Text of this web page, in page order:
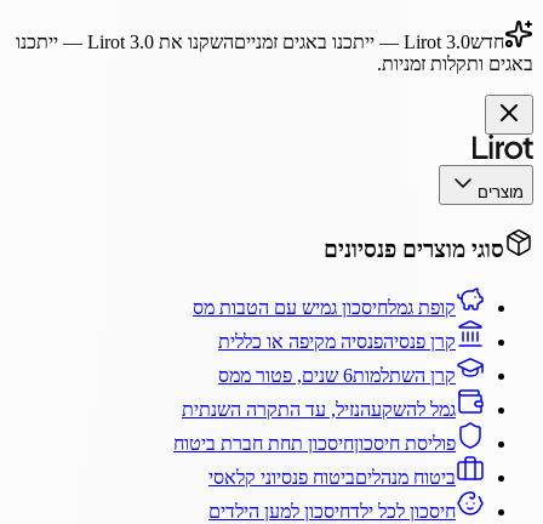
חדשLirot 3.0 — ייתכנו באגים זמנייםהשקנו את Lirot 3.0— ייתכנו
באגים ותקלות זמניות.
מוצרים
סוגי מוצרים פנסיונים
קופת גמלחיסכון גמיש עם הטבות מס
קרן פנסיהפנסיה מקיפה או כללית
קרן השתלמות6 שנים, פטור ממס
גמל להשקעהנזיל, עד התקרה השנתית
פוליסת חיסכוןחיסכון תחת חברת ביטוח
ביטוח מנהליםביטוח פנסיוני קלאסי
חיסכון לכל ילדחיסכון למען הילדים